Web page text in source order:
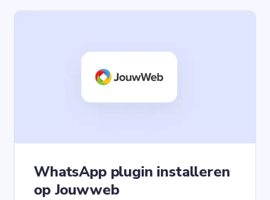
WhatsApp plugin installeren
op Jouwweb